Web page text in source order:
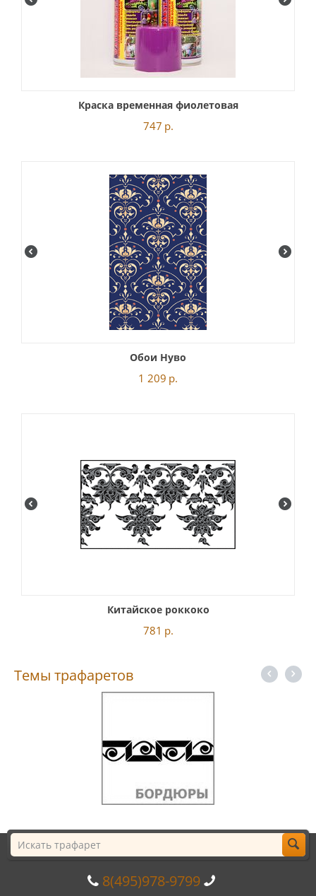
Краска временная фиолетовая
747 р.
Обои Нуво
1 209 р.
Китайское роккоко
781 р.
Темы трафаретов
8(495)978-9799